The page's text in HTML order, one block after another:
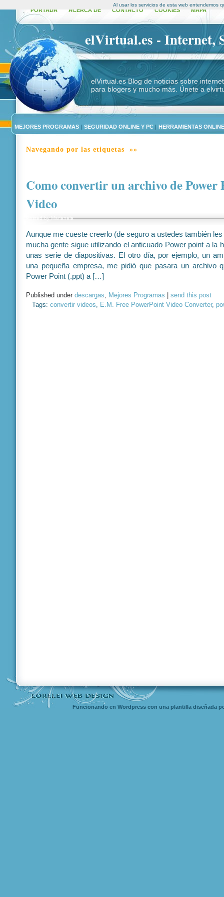
PORTADA ACERCA DE CONTACTO COOKIES MAPA
elVirtual.es - Internet,
elVirtual.es Blog de noticias sobre
para blogers y mucho más. Únete a
MEJORES PROGRAMAS | SEGURIDAD ONLINE Y PC | HERRAMIENTAS ONLINE
Navegando por las etiquetas »»
Como convertir un archivo de Power
Video
Posted byMarianela
Aunque me cueste creerlo (de seguro a ustedes también
mucha gente sigue utilizando el anticuado Power point a la
unas serie de diapositivas. El otro día, por ejemplo, un
una pequeña empresa, me pidió que pasara un archivo
Power Point (.ppt) a […]
Published under descargas, Mejores Programas
send this post
Tags: convertir videos, E.M. Free PowerPoint Video Converter,
Funcionando en Wordpress con una plantilla diseñada
Al usar los servicios de esta web entendemos